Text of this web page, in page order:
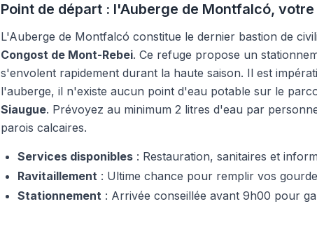
Point de départ : l'Auberge de Montfalcó,
L'Auberge de Montfalcó constitue le dernier bastion de
Congost de Mont-Rebei. Ce refuge propose un
s'envolent rapidement durant la haute saison. Il est
l'auberge, il n'existe aucun point d'eau potable sur le
Siaugue. Prévoyez au minimum 2 litres d'eau par
parois calcaires.
Services disponibles : Restauration, sanitaires et
Ravitaillement : Ultime chance pour remplir vos
Stationnement : Arrivée conseillée avant 9h00 pour